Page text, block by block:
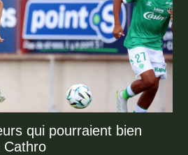
qui pourraient bien
Cathro